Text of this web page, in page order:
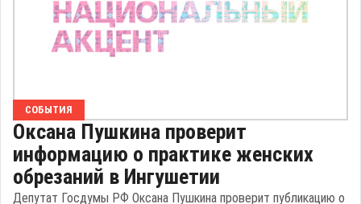
СОБЫТИЯ
Оксана Пушкина проверит
информацию о практике женских
обрезаний в Ингушетии
Депутат Госдумы РФ Оксана Пушкина проверит публикацию о